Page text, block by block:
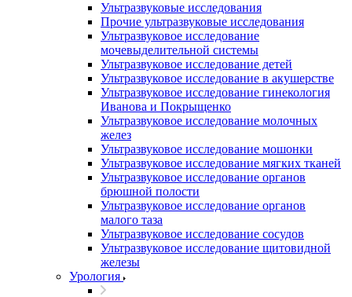
Ультразвуковые исследования
Прочие ультразвуковые исследования
Ультразвуковое исследование
мочевыделительной системы
Ультразвуковое исследование детей
Ультразвуковое исследование в акушерстве
Ультразвуковое исследование гинекология
Иванова и Покрыщенко
Ультразвуковое исследование молочных
желез
Ультразвуковое исследование мошонки
Ультразвуковое исследование мягких тканей
Ультразвуковое исследование органов
брюшной полости
Ультразвуковое исследование органов
малого таза
Ультразвуковое исследование сосудов
Ультразвуковое исследование щитовидной
железы
Урология